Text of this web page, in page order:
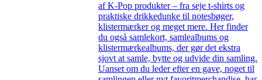
af K-Pop produkter – fra seje t-shirts og
praktiske drikkedunke til notesbøger,
klistermærker og meget mere. Her finder
du også samlekort, samlealbums og
klistermærkealbums, der gør det ekstra
sjovt at samle, bytte og udvide din samling.
Uanset om du leder efter en gave, noget til